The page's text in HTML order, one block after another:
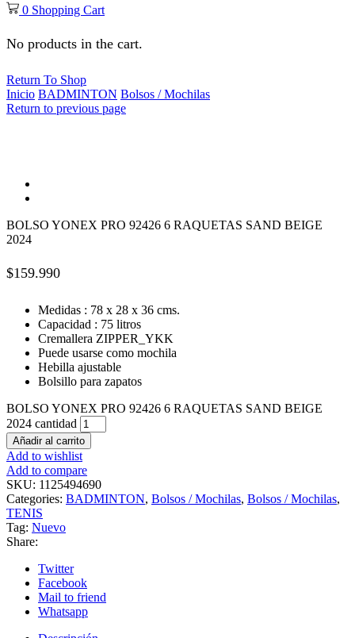
0 Shopping Cart
No products in the cart.
Return To Shop
Inicio BADMINTON Bolsos / Mochilas
Return to previous page
BOLSO YONEX PRO 92426 6 RAQUETAS SAND BEIGE
2024
$159.990
Medidas : 78 x 28 x 36 cms.
Capacidad : 75 litros
Cremallera ZIPPER_YKK
Puede usarse como mochila
Hebilla ajustable
Bolsillo para zapatos
BOLSO YONEX PRO 92426 6 RAQUETAS SAND BEIGE
2024 cantidad
Añadir al carrito
Add to wishlist
Add to compare
SKU: 1125494690
Categories: BADMINTON, Bolsos / Mochilas, Bolsos / Mochilas,
TENIS
Tag: Nuevo
Share:
Twitter
Facebook
Mail to friend
Whatsapp